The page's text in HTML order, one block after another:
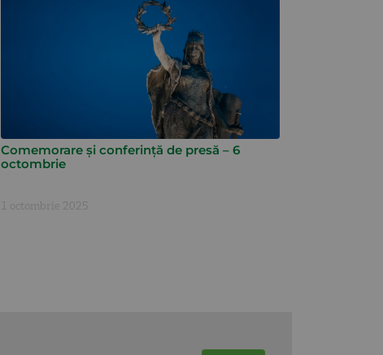
Comemorare și conferință de presă – 6
octombrie
1 octombrie 2025